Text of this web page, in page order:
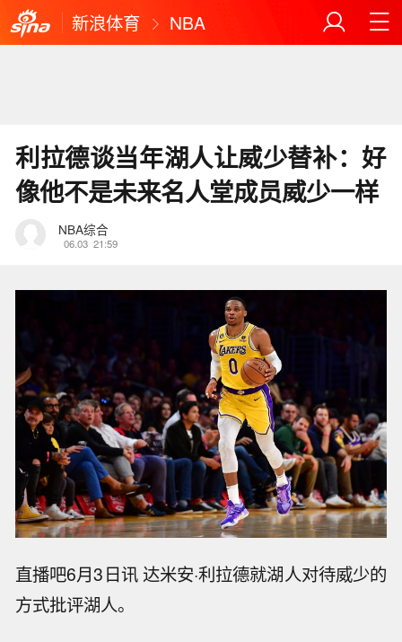
新浪体育 NBA
利拉德谈当年湖人让威少替补：好
像他不是未来名人堂成员威少一样
NBA综合
06.03 21:59
直播吧6月3日讯 达米安·利拉德就湖人对待威少的
方式批评湖人。